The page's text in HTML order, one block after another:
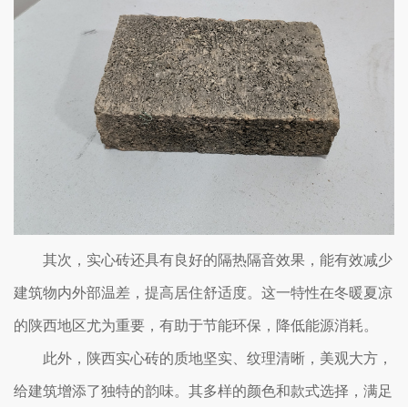
其次，实心砖还具有良好的隔热隔音效果，能有效减少
建筑物内外部温差，提高居住舒适度。这一特性在冬暖夏凉
的陕西地区尤为重要，有助于节能环保，降低能源消耗。
此外，陕西实心砖的质地坚实、纹理清晰，美观大方，
给建筑增添了独特的韵味。其多样的颜色和款式选择，满足